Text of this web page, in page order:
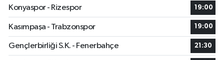
Konyaspor - Rizespor
19:00
Kasımpaşa - Trabzonspor 19:00
Gençlerbirliği S.K. - Fenerbahçe 21:30